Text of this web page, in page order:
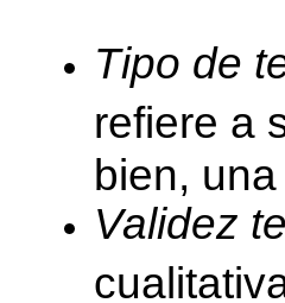
Tipo de
refiere a
bien,
Validez